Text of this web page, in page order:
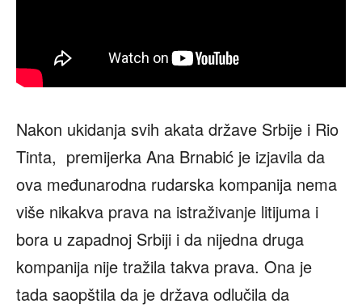
Nakon ukidanja svih akata države Srbije i Rio
Tinta, premijerka Ana Brnabić je izjavila da
ova međunarodna rudarska kompanija nema
više nikakva prava na istraživanje litijuma i
bora u zapadnoj Srbiji i da nijedna druga
kompanija nije tražila takva prava. Ona je
tada saopštila da je država odlučila da